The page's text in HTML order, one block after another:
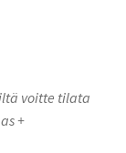
voitte tilata
+